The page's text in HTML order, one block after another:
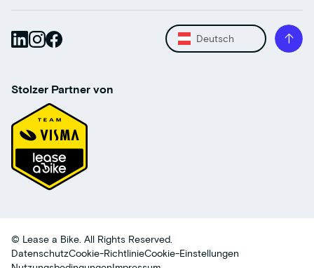
Deutsch
Stolzer Partner von
© Lease a Bike. All Rights Reserved.
DatenschutzCookie-RichtlinieCookie-Einstellungen